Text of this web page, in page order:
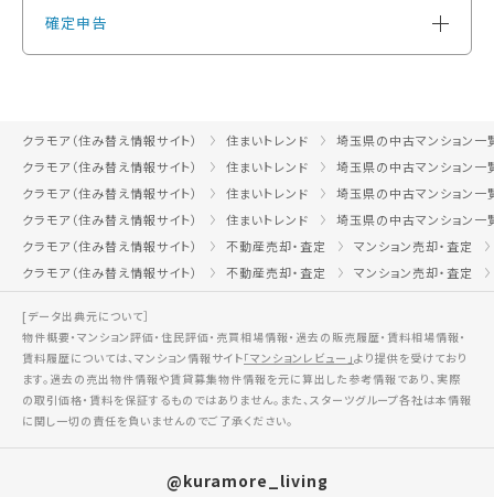
確定申告
クラモア（住み替え情報サイト） 住まいトレンド
埼玉県の中古マンション一
クラモア（住み替え情報サイト）
住まいトレンド
埼玉県の中古マンション一
クラモア（住み替え情報サイト）
住まいトレンド
埼玉県の中古マンション一
クラモア（住み替え情報サイト）
住まいトレンド
埼玉県の中古マンション一
クラモア（住み替え情報サイト）
不動産売却・査定
マンション売却・査定
クラモア（住み替え情報サイト）
不動産売却・査定 マンション売却・査定
[データ出典元について］
物件概要・マンション評価・住民評価・売買相場情報・過去の販売履歴・賃料相場情報・
賃料履歴については、マンション情報サイト「マンションレビュー」より提供を受けており
ます。過去の売出物件情報や賃貸募集物件情報を元に算出した参考情報であり、実際
の取引価格・賃料を保証するものではありません。また、スターツグループ各社は本情報
に関し一切の責任を負いませんのでご了承ください。
@kuramore_living